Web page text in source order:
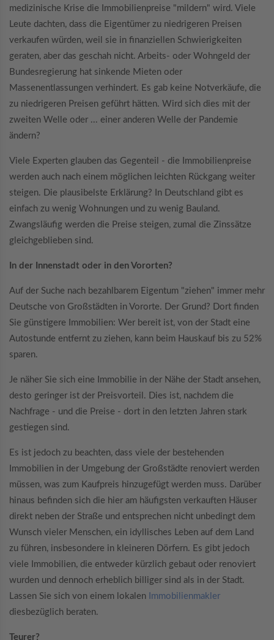
medizinische Krise die Immobilienpreise "mildern" wird. Viele
Leute dachten, dass die Eigentümer zu niedrigeren Preisen
verkaufen würden, weil sie in finanziellen Schwierigkeiten
geraten, aber das geschah nicht. Arbeits- oder Wohngeld der
Bundesregierung hat sinkende Mieten oder
Massenentlassungen verhindert. Es gab keine Notverkäufe, die
zu niedrigeren Preisen geführt hätten. Wird sich dies mit der
zweiten Welle oder ... einer anderen Welle der Pandemie
ändern?
Viele Experten glauben das Gegenteil - die Immobilienpreise
werden auch nach einem möglichen leichten Rückgang weiter
steigen. Die plausibelste Erklärung? In Deutschland gibt es
einfach zu wenig Wohnungen und zu wenig Bauland.
Zwangsläufig werden die Preise steigen, zumal die Zinssätze
gleichgeblieben sind.
In der Innenstadt oder in den Vororten?
Auf der Suche nach bezahlbarem Eigentum "ziehen" immer mehr
Deutsche von Großstädten in Vororte. Der Grund? Dort finden
Sie günstigere Immobilien: Wer bereit ist, von der Stadt eine
Autostunde entfernt zu ziehen, kann beim Hauskauf bis zu 52%
sparen.
Je näher Sie sich eine Immobilie in der Nähe der Stadt ansehen,
desto geringer ist der Preisvorteil. Dies ist, nachdem die
Nachfrage - und die Preise - dort in den letzten Jahren stark
gestiegen sind.
Es ist jedoch zu beachten, dass viele der bestehenden
Immobilien in der Umgebung der Großstädte renoviert werden
müssen, was zum Kaufpreis hinzugefügt werden muss. Darüber
hinaus befinden sich die hier am häufigsten verkauften Häuser
direkt neben der Straße und entsprechen nicht unbedingt dem
Wunsch vieler Menschen, ein idyllisches Leben auf dem Land
zu führen, insbesondere in kleineren Dörfern. Es gibt jedoch
viele Immobilien, die entweder kürzlich gebaut oder renoviert
wurden und dennoch erheblich billiger sind als in der Stadt.
Lassen Sie sich von einem lokalen Immobilienmakler
diesbezüglich beraten.
Teurer?